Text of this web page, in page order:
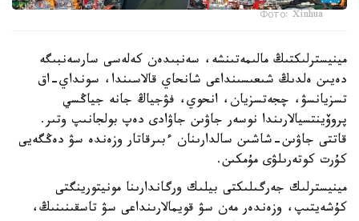
Фото: Xinhua
مينيسترلىكتىڭ مالىمەتىنشە، سەنبىدەن كەلەسى سارسەنبىگە
دەيىن ەلدىڭ شىعىسىنداعى شانحاي قالاسىندا، سونداي-اق
تسزيانسۋ، چجەتسزيان، انحوي، فۋجياڭ جانە جياڭسي
پروۆينتسيالارىندا نوسەر جاۋىن جاۋادى دەپ بولجانىپ وتىر.
قاتتى جاۋىن-شاشىن سالدارىنان ءبىرقاتار وزەندە سۋ دەڭگەيى
كۇرت كوتەرىلۋى مۇمكىن.
مينيسترلىك جەرگىلىكتى بيلىك ورگاندارىنا مونيتورينگتى
كۇشەيتىپ، وزەندەر مەن سۋ قويمالارىنداعى سۋ تاسقىنىنىڭ،